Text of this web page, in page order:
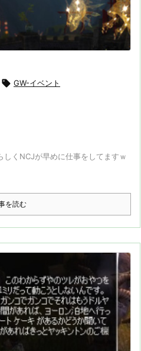
 GW-イベント
くNCJが早めに仕事をしてますｗ
を読む